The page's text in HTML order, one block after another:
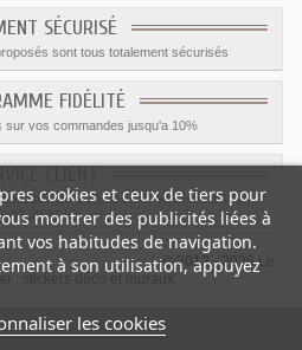
SÉCURISÉ
sont tous totalement sécurisés
FIDÉLITÉ
sur vos commandes jusqu'a 10%
du lundi au vendredi de 8h à 17h
© 2012 - 2026 Le
:
stickers déco et muraux
cookies et ceux de tiers pour
montrer des publicités liées à
vos habitudes de navigation.
à son utilisation, appuyez
les cookies